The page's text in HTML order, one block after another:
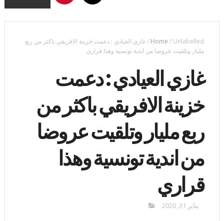
Home / Unlabelled
/غازي العيادي : دعمت خزينة الافريقي باكثر من ربع
مليار وتلقيت عروضا من اندية تونسية وهذا قراري
غازي العيادي : دعمت
خزينة الافريقي باكثر من
ربع مليار وتلقيت عروضا
من اندية تونسية وهذا
قراري
يناير 31, 2020